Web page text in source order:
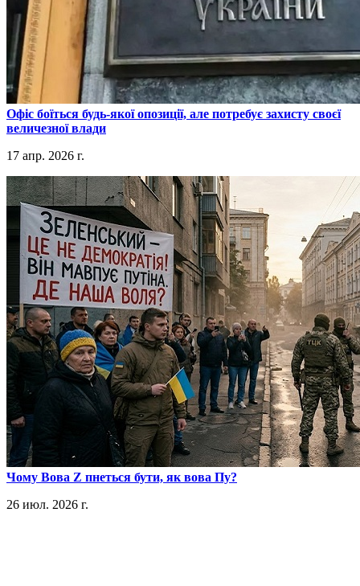
​Офіс боїться будь-якої опозиції, але потребує захисту своєї
величезної влади
17 апр. 2026 г.
​Чому Вова Z пнеться бути, як вова Пу?
26 июл. 2026 г.